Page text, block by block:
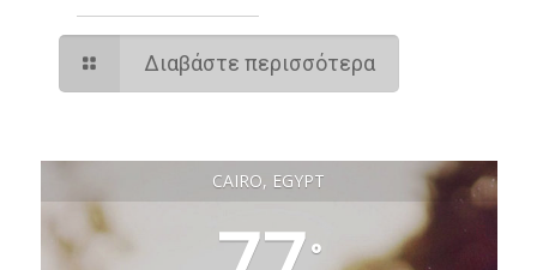
Διαβάστε περισσότερα
CAIRO, EGYPT
°